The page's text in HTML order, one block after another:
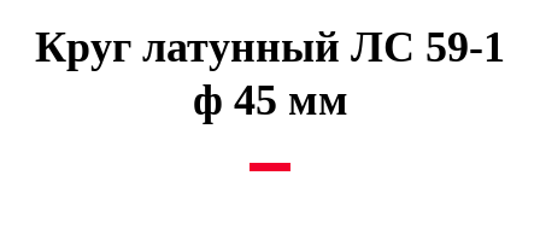
Круг латунный ЛС 59-1
ф 45 мм